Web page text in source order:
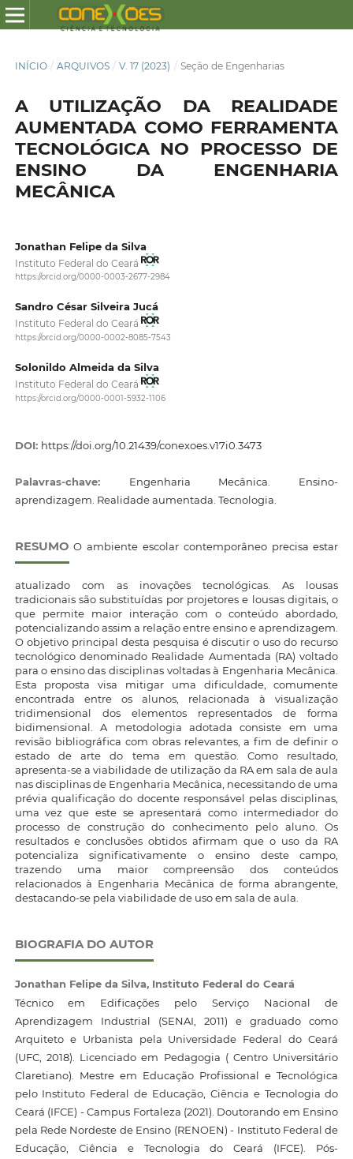
INÍCIO / ARQUIVOS / V. 17 (2023) / Seção de Engenharias
A UTILIZAÇÃO DA REALIDADE
AUMENTADA COMO FERRAMENTA
TECNOLÓGICA NO PROCESSO DE
ENSINO DA ENGENHARIA
MECÂNICA
Jonathan Felipe da Silva
Instituto Federal do Ceará
https://orcid.org/0000-0003-2677-2984
Sandro César Silveira Jucá
Instituto Federal do Ceará
https://orcid.org/0000-0002-8085-7543
Solonildo Almeida da Silva
Instituto Federal do Ceará
https://orcid.org/0000-0001-5932-1106
DOI: https://doi.org/10.21439/conexoes.v17i0.3473
Palavras-chave: Engenharia Mecânica. Ensino-
aprendizagem. Realidade aumentada. Tecnologia.
RESUMO O ambiente escolar contemporâneo precisa estar
atualizado com as inovações tecnológicas. As lousas
tradicionais são substituídas por projetores e lousas digitais, o
que permite maior interação com o conteúdo abordado,
potencializando assim a relação entre ensino e aprendizagem.
O objetivo principal desta pesquisa é discutir o uso do recurso
tecnológico denominado Realidade Aumentada (RA) voltado
para o ensino das disciplinas voltadas à Engenharia Mecânica.
Esta proposta visa mitigar uma dificuldade, comumente
encontrada entre os alunos, relacionada à visualização
tridimensional dos elementos representados de forma
bidimensional. A metodologia adotada consiste em uma
revisão bibliográfica com obras relevantes, a fim de definir o
estado de arte do tema em questão. Como resultado,
apresenta-se a viabilidade de utilização da RA em sala de aula
nas disciplinas de Engenharia Mecânica, necessitando de uma
prévia qualificação do docente responsável pelas disciplinas,
uma vez que este se apresentará como intermediador do
processo de construção do conhecimento pelo aluno. Os
resultados e conclusões obtidos afirmam que o uso da RA
potencializa significativamente o ensino deste campo,
trazendo uma maior compreensão dos conteúdos
relacionados à Engenharia Mecânica de forma abrangente,
destacando-se pela viabilidade de uso em sala de aula.
BIOGRAFIA DO AUTOR
Jonathan Felipe da Silva, Instituto Federal do Ceará
Técnico em Edificações pelo Serviço Nacional de
Aprendizagem Industrial (SENAI, 2011) e graduado como
Arquiteto e Urbanista pela Universidade Federal do Ceará
(UFC, 2018). Licenciado em Pedagogia ( Centro Universitário
Claretiano). Mestre em Educação Profissional e Tecnológica
pelo Instituto Federal de Educação, Ciência e Tecnologia do
Ceará (IFCE) - Campus Fortaleza (2021). Doutorando em Ensino
pela Rede Nordeste de Ensino (RENOEN) - Instituto Federal de
Educação, Ciência e Tecnologia do Ceará (IFCE). Pós-